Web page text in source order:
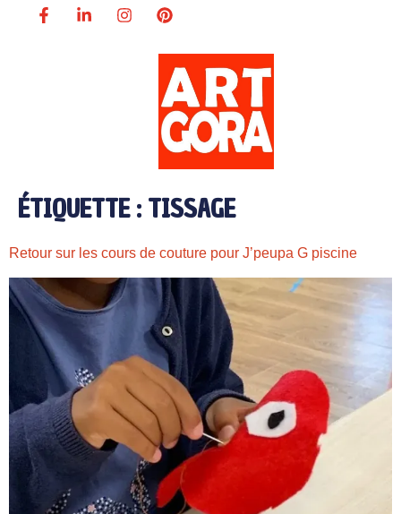
ÉTIQUETTE : TISSAGE
Retour sur les cours de couture pour J’peupa G piscine